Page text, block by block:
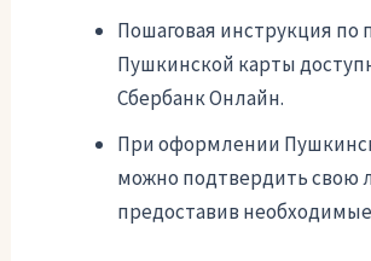
Пошаговая инструкция по
Пушкинской карты
Сбербанк Онлайн.
При оформлении
можно подтвердить свою
предоставив